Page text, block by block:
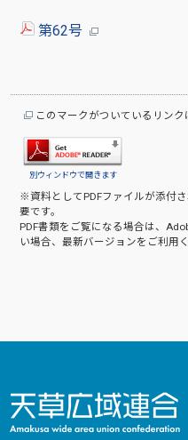
第62号
このマークがついているリン
別ウィンドウで開きます
※資料としてPDFファイルが添付
要です。
PDF書類をご覧になる場合は、
い場合、最新バージョンをご利用